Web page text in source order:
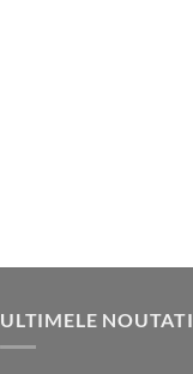
ULTIMELE NOUTATI